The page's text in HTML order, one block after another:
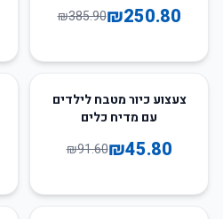
₪250.80
₪385.90
50%צעצוע כיור מטבח לילדים
עם מדיח כלים
₪45.80
₪91.60